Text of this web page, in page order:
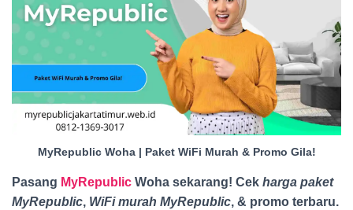
MyRepublic Woha | Paket WiFi Murah & Promo Gila!
Pasang MyRepublic Woha sekarang! Cek harga paket
MyRepublic, WiFi murah MyRepublic, & promo terbaru.